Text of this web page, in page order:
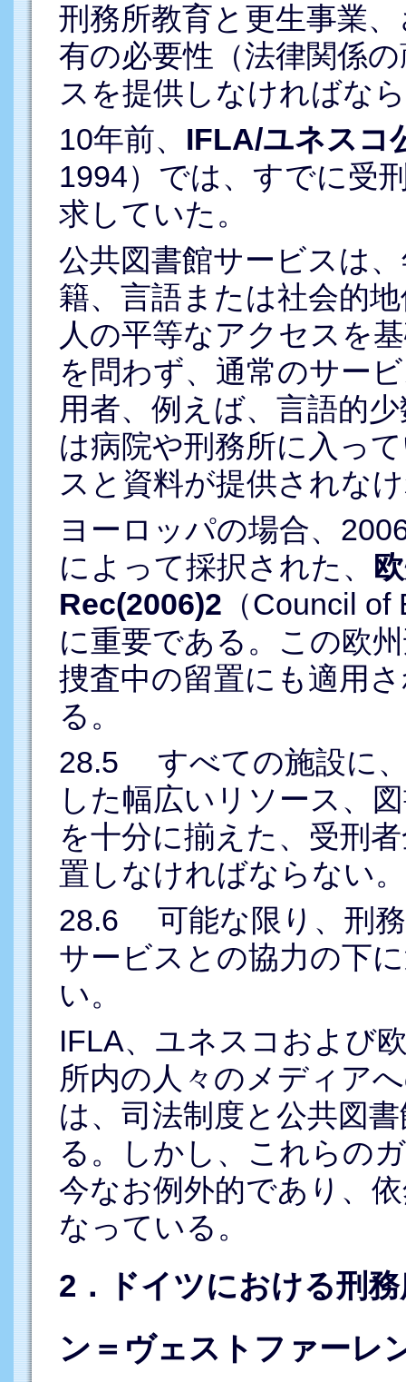
刑務所教育と更生事業
有の必要性（法律関係
スを提供しなければな
10年前、 IFLA/ユネスコ
1994）では、すでに受
求していた。
公共図書館サービスは
籍、言語または社会的
人の平等なアクセスを
を問わず、通常のサー
用者、例えば、言語的
は病院や刑務所に入っ
スと資料が提供されな
ヨーロッパの場合、
によって採択された、
Rec(2006)2 （Council
に重要である。この欧
捜査中の留置にも適用
る。
28.5 すべての施設に
した幅広いリソース、
を十分に揃えた、受刑
置しなければならない。
28.6 可能な限り、刑務
サービスとの協力の下
い。
IFLA、ユネスコおよび
所内の人々のメディア
は、司法制度と公共図
る。しかし、これらの
今なお例外的であり、
なっている。
2．ドイツにおける刑
ン＝ヴェストファーレ